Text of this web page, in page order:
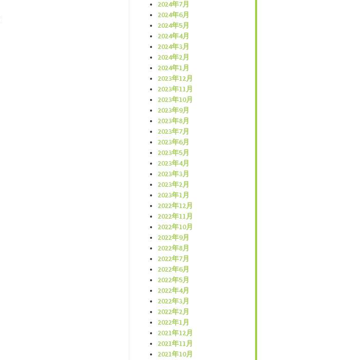
2024年7月
2024年6月
2024年5月
2024年4月
2024年3月
2024年2月
2024年1月
2023年12月
2023年11月
2023年10月
2023年9月
2023年8月
2023年7月
2023年6月
2023年5月
2023年4月
2023年3月
2023年2月
2023年1月
2022年12月
2022年11月
2022年10月
2022年9月
2022年8月
2022年7月
2022年6月
2022年5月
2022年4月
2022年3月
2022年2月
2022年1月
2021年12月
2021年11月
2021年10月